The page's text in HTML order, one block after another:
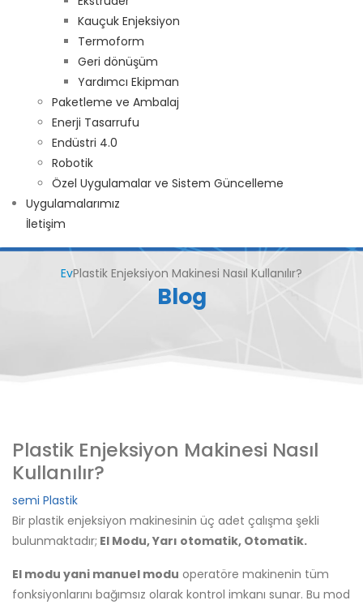
Kauçuk Enjeksiyon
Termoform
Geri dönüşüm
Yardımcı Ekipman
Paketleme ve Ambalaj
Enerji Tasarrufu
Endüstri 4.0
Robotik
Özel Uygulamalar ve Sistem Güncelleme
Uygulamalarımız
İletişim
EvPlastik Enjeksiyon Makinesi Nasıl Kullanılır?
Blog
Plastik Enjeksiyon Makinesi Nasıl
Kullanılır?
semi Plastik
Bir plastik enjeksiyon makinesinin üç adet çalışma şekli
bulunmaktadır; El Modu, Yarı otomatik, Otomatik.
El modu yani manuel modu operatöre makinenin tüm
fonksiyonlarını bağımsız olarak kontrol imkanı sunar. Bu mod